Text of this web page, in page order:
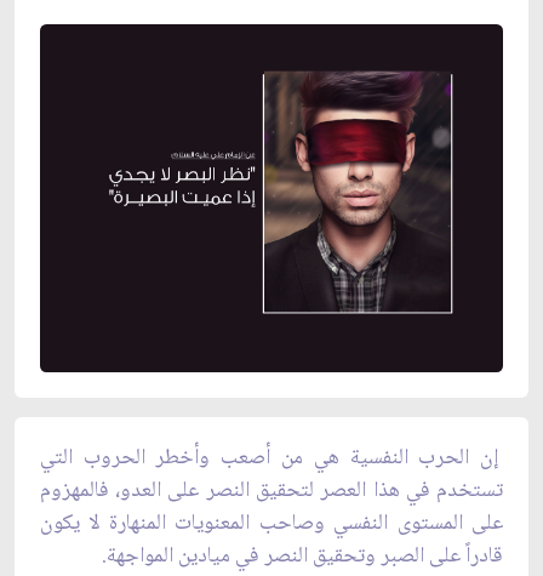
إن الحرب النفسية هي من أصعب وأخطر الحروب التي
تستخدم في هذا العصر لتحقيق النصر على العدو، فالمهزوم
على المستوى النفسي وصاحب المعنويات المنهارة لا يكون
قادراً على الصبر وتحقيق النصر في ميادين المواجهة.